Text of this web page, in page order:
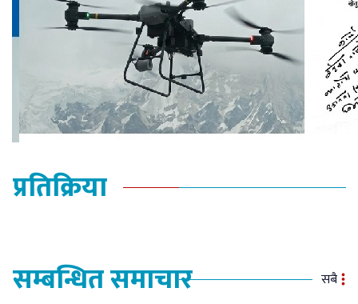
प्रतिक्रिया
सम्बन्धित समाचार सबै